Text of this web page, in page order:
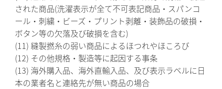
された商品(洗濯表示が全て不可表記商品・スパンコ
ール・刺繍・ビーズ・プリント剥離・装飾品の破損・
ボタン等の欠落及び破損を含む)
(11) 縫製撚糸の弱い商品によるほつれやほころび
(12) その他規格・製造等に起因する事条
(13) 海外購入品、海外直輸入品、及び表示ラベルに日
本の業者名と連絡先が無い商品の場合